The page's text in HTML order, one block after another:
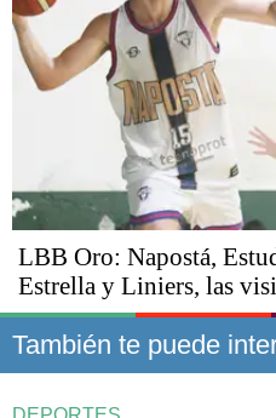
LBB Oro: Napostá,
Estrella y Liniers, las
También te puede